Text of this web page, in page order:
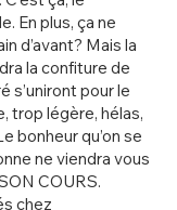
En plus, ça ne
d’avant? Mais la
la confiture de
s’uniront pour le
trop légère, hélas,
bonheur qu’on se
ne viendra vous
COURS.
chez